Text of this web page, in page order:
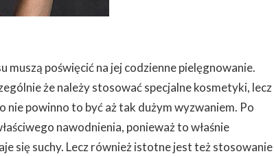
muszą poświęcić na jej codzienne pielęgnowanie.
że należy stosować specjalne kosmetyki, lecz
nie powinno to być aż tak dużym wyzwaniem. Po
nawodnienia, ponieważ to właśnie
się suchy. Lecz również istotne jest też stosowanie